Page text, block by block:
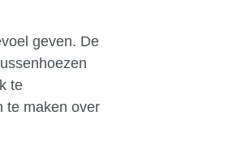
geven. De
te
te maken over